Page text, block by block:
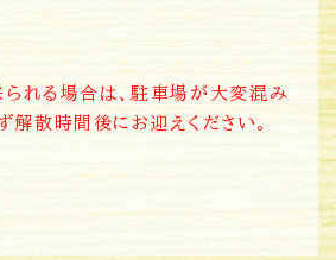
れる場合は、駐車場が大変混み
解散時間後にお迎えください。